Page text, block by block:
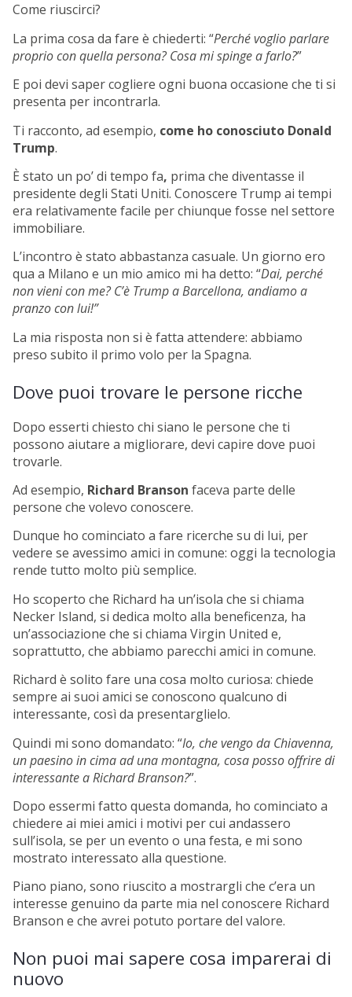
Come riuscirci?
La prima cosa da fare è chiederti: “Perché voglio parlare
proprio con quella persona? Cosa mi spinge a farlo?”
E poi devi saper cogliere ogni buona occasione che ti si
presenta per incontrarla.
Ti racconto, ad esempio, come ho conosciuto Donald
Trump.
È stato un po’ di tempo fa, prima che diventasse il
presidente degli Stati Uniti. Conoscere Trump ai tempi
era relativamente facile per chiunque fosse nel settore
immobiliare.
L’incontro è stato abbastanza casuale. Un giorno ero
qua a Milano e un mio amico mi ha detto: “Dai, perché
non vieni con me? C’è Trump a Barcellona, andiamo a
pranzo con lui!”
La mia risposta non si è fatta attendere: abbiamo
preso subito il primo volo per la Spagna.
Dove puoi trovare le persone ricche
Dopo esserti chiesto chi siano le persone che ti
possono aiutare a migliorare, devi capire dove puoi
trovarle.
Ad esempio, Richard Branson faceva parte delle
persone che volevo conoscere.
Dunque ho cominciato a fare ricerche su di lui, per
vedere se avessimo amici in comune: oggi la tecnologia
rende tutto molto più semplice.
Ho scoperto che Richard ha un’isola che si chiama
Necker Island, si dedica molto alla beneficenza, ha
un’associazione che si chiama Virgin United e,
soprattutto, che abbiamo parecchi amici in comune.
Richard è solito fare una cosa molto curiosa: chiede
sempre ai suoi amici se conoscono qualcuno di
interessante, così da presentarglielo.
Quindi mi sono domandato: “Io, che vengo da Chiavenna,
un paesino in cima ad una montagna, cosa posso offrire di
interessante a Richard Branson?”.
Dopo essermi fatto questa domanda, ho cominciato a
chiedere ai miei amici i motivi per cui andassero
sull’isola, se per un evento o una festa, e mi sono
mostrato interessato alla questione.
Piano piano, sono riuscito a mostrargli che c’era un
interesse genuino da parte mia nel conoscere Richard
Branson e che avrei potuto portare del valore.
Non puoi mai sapere cosa imparerai di
nuovo